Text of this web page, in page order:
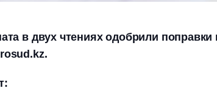
в двух чтениях одобрили поправки